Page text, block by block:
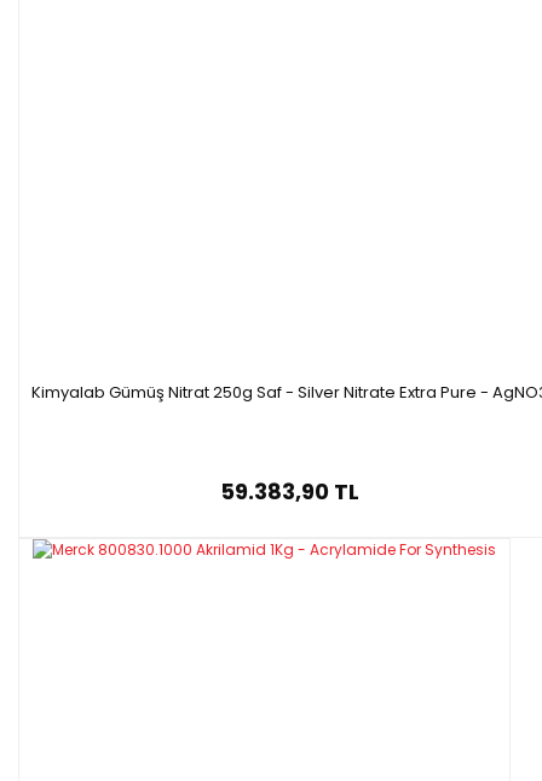
Kimyalab Gümüş Nitrat 250g Saf - Silver Nitrate Extra Pure -
59.383,90 TL